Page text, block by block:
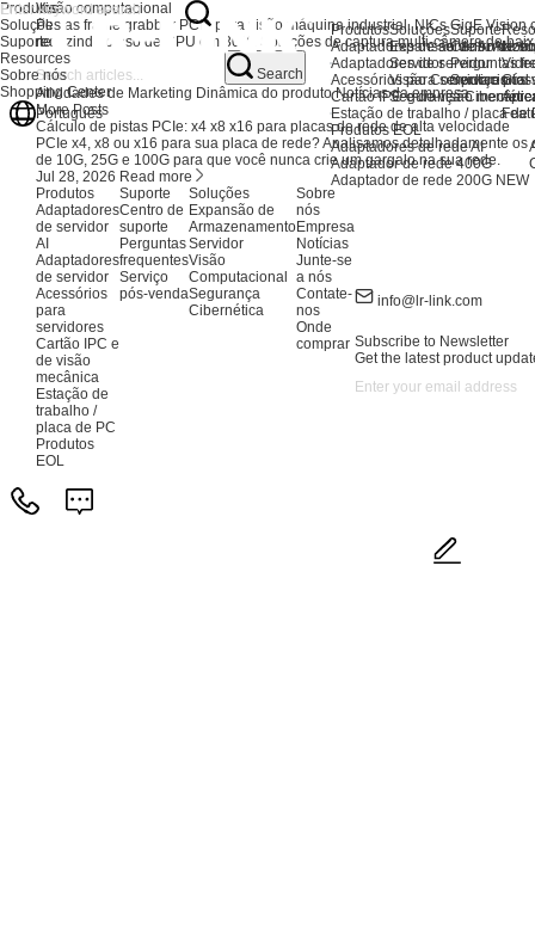
Produtos
Adaptadores de servidor AI
Adaptadores de servidor
Acessórios para servidores
Cartão IPC e de visão
Estação de trabalho / placa de
Produtos EOL
Adaptadores de rede AI
Adaptador de rede 400G
Adaptador de rede 200G NEW
Soluções
Expansão de
Servidor
Visão Computacional
Segurança
Suporte
Centro de
Perguntas
Serviço
Produtos
Soluções
Suporte
Resources
Sobre nós
Shopping Center
Português
Visão computacional
Placas frame grabber PCIe para visão máquina industrial. NICs GigE
reduzindo o uso de CPU em 30%. Soluções de captura multi-câmera de
Search
Atividades de Marketing Dinâmica do produto Notícias da empresa
More Posts
Cálculo de pistas PCIe: x4 x8 x16 para placas de rede de alta velocidade
PCIe x4, x8 ou x16 para sua placa de rede? Analisamos detalhadamente
de 10G, 25G e 100G para que você nunca crie um gargalo na sua rede.
Jul 28, 2026 Read more
Produtos
Adaptadores
de servidor
AI
Adaptadores
de servidor
Acessórios
para
servidores
Cartão IPC e
de visão
mecânica
Estação de
trabalho /
placa de PC
Produtos
EOL
Suporte
Centro de
suporte
Perguntas
frequentes
Serviço
pós-venda
Soluções
Expansão de
Armazenamento
Servidor
Visão
Computacional
Segurança
Cibernética
Sobre
nós
Empresa
Notícias
Junte-se
a nós
Contate-
nos
Onde
comprar
info@lr-link.com
Subscribe to Newsletter
Get the latest product